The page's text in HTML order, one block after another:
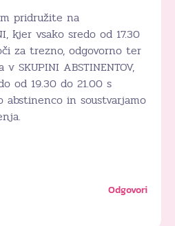
pridružite na
kjer vsako sredo od 17.30
za trezno, odgovorno ter
SKUPINI ABSTINENTOV,
od 19.30 do 21.00 s
abstinenco in soustvarjamo
Odgovori